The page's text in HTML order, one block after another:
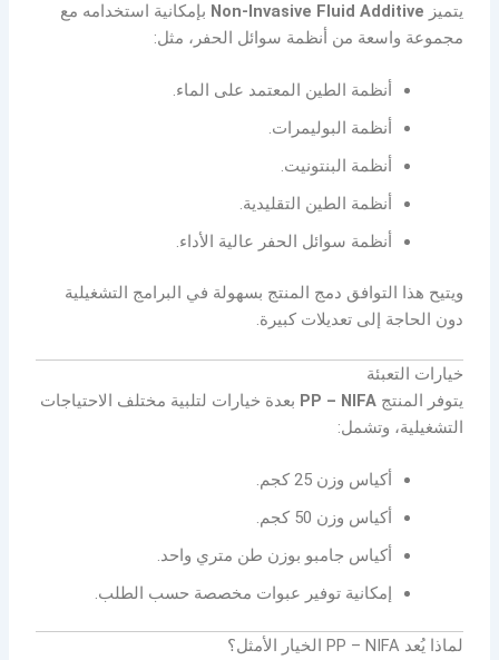
يتميز Non-Invasive Fluid Additive بإمكانية استخدامه مع
مجموعة واسعة من أنظمة سوائل الحفر، مثل:
أنظمة الطين المعتمد على الماء.
أنظمة البوليمرات.
أنظمة البنتونيت.
أنظمة الطين التقليدية.
أنظمة سوائل الحفر عالية الأداء.
ويتيح هذا التوافق دمج المنتج بسهولة في البرامج التشغيلية
دون الحاجة إلى تعديلات كبيرة.
خيارات التعبئة
يتوفر المنتجPP – NIFA بعدة خيارات لتلبية مختلف الاحتياجات
التشغيلية، وتشمل:
أكياس وزن 25 كجم.
أكياس وزن 50 كجم.
أكياس جامبو بوزن طن متري واحد.
إمكانية توفير عبوات مخصصة حسب الطلب.
لماذا يُعد PP – NIFA الخيار الأمثل؟